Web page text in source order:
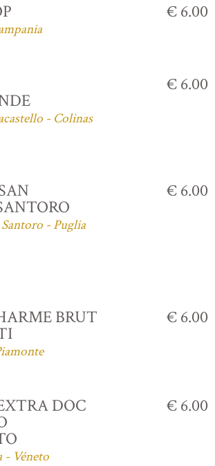
€ 6.00
- Colinas
€ 6.00
- Puglia
€ 6.00
BRUT
€ 6.00
DOC
- Véneto
€ 6.00